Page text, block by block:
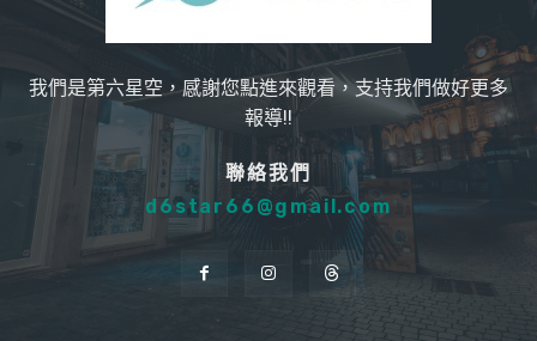
我們是第六星空，感謝您點進來觀看，支持我們做好更多
報導!!
聯絡我們
d6star66@gmail.com